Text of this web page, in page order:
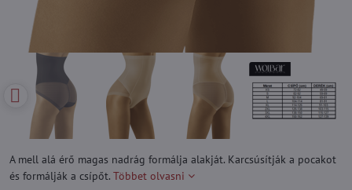
A mell alá érő magas nadrág formálja alakját. Karcsúsítják a pocakot
és formálják a csípőt. Többet olvasni